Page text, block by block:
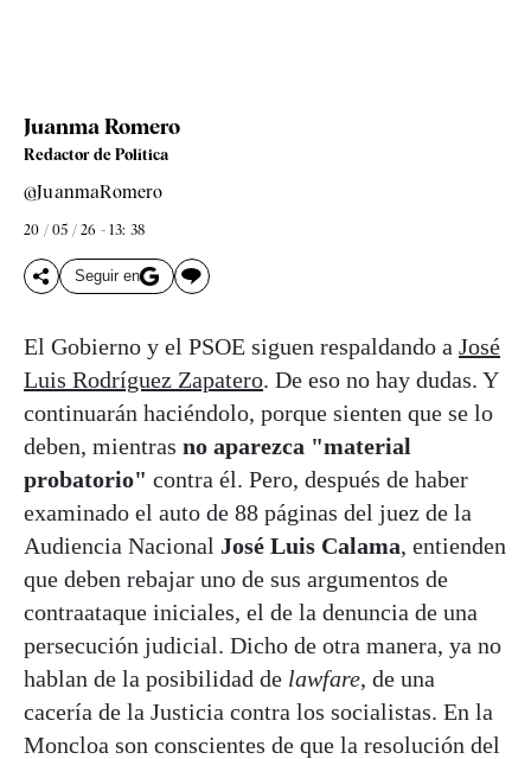
Juanma Romero
Redactor de Política
@JuanmaRomero
20 / 05 / 26 - 13: 38
Seguir en
El Gobierno y el PSOE siguen respaldando a José
Luis Rodríguez Zapatero. De eso no hay dudas. Y
continuarán haciéndolo, porque sienten que se lo
deben, mientras no aparezca "material
probatorio" contra él. Pero, después de haber
examinado el auto de 88 páginas del juez de la
Audiencia Nacional José Luis Calama, entienden
que deben rebajar uno de sus argumentos de
contraataque iniciales, el de la denuncia de una
persecución judicial. Dicho de otra manera, ya no
hablan de la posibilidad de lawfare, de una
cacería de la Justicia contra los socialistas. En la
Moncloa son conscientes de que la resolución del